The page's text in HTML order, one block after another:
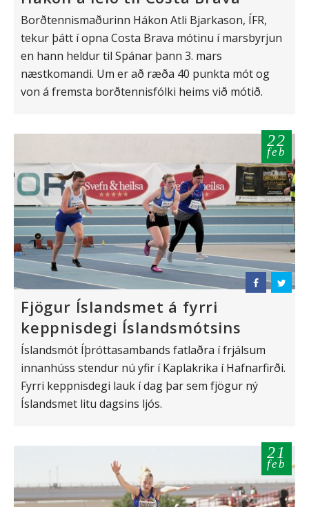
Borðtennismaðurinn Hákon Atli Bjarkason, ÍFR,
tekur þátt í opna Costa Brava mótinu í marsbyrjun
en hann heldur til Spánar þann 3. mars
næstkomandi. Um er að ræða 40 punkta mót og
von á fremsta borðtennisfólki heims við mótið.
22
feb
Fjögur Íslandsmet á fyrri
keppnisdegi Íslandsmótsins
Íslandsmót Íþróttasambands fatlaðra í frjálsum
innanhúss stendur nú yfir í Kaplakrika í Hafnarfirði.
Fyrri keppnisdegi lauk í dag þar sem fjögur ný
Íslandsmet litu dagsins ljós.
21
feb